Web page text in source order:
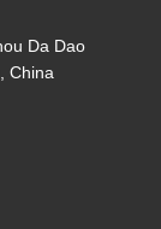
Da Dao
China